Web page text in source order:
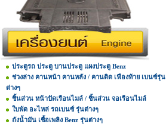
ประตูรถ ประตู บานประตู แผงประตู Benz
ช่วงล่าง คานหน้า คานหลัง / คานติด เฟืองท้าย เบนซ์รุ่น
ต่างๆ
ชิ้นส่วน หน้าปัดเรือนไมล์ / ชิ้นส่วน จอเรือนไมล์
ใบพัด อะไหล่ รถเบนซ์ รุ่นต่างๆ
ถังน้ำมัน เชื้อเพลิง Benz รุ่นต่างๆ